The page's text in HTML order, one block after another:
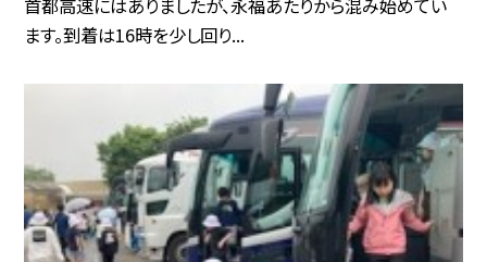
ます。到着は16時を少し回り...